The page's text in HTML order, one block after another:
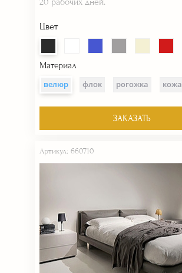
Цвет
Материал
велюр
флок рогожка кожа
ЗАКАЗАТЬ
Артикул: 660710